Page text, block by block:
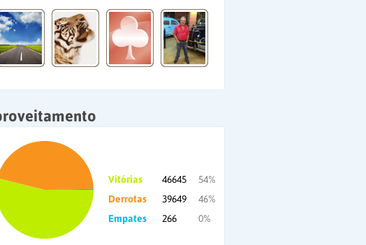
Vitórias 46645
54%
Derrotas
39649
46%
Empates
266 0%